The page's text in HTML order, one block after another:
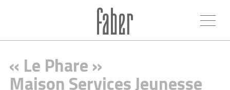
« Le Phare »
Maison Services Jeunesse